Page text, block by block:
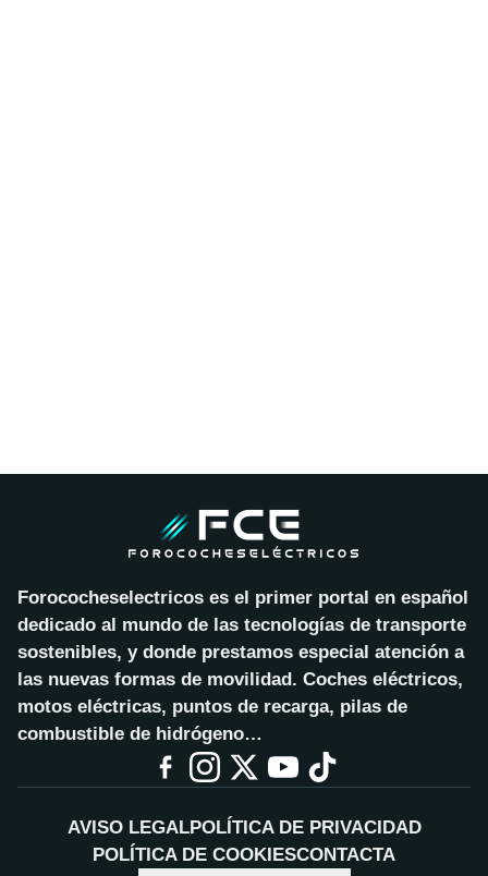
Forococheselectricos es el primer portal en español
dedicado al mundo de las tecnologías de transporte
sostenibles, y donde prestamos especial atención a
las nuevas formas de movilidad. Coches eléctricos,
motos eléctricas, puntos de recarga, pilas de
combustible de hidrógeno…
AVISO LEGALPOLÍTICA DE PRIVACIDAD
POLÍTICA DE COOKIESCONTACTA